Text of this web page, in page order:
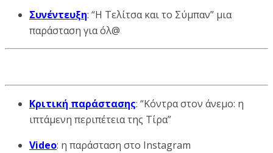
Συνέντευξη: “Η Τελίτσα και το Σύμπαν” μια
παράσταση για όλ@
Κριτική παράστασης: “Κόντρα στον άνεμο: η
ιπτάμενη περιπέτεια της Τίρα”
Video: η παράσταση στο Instagram